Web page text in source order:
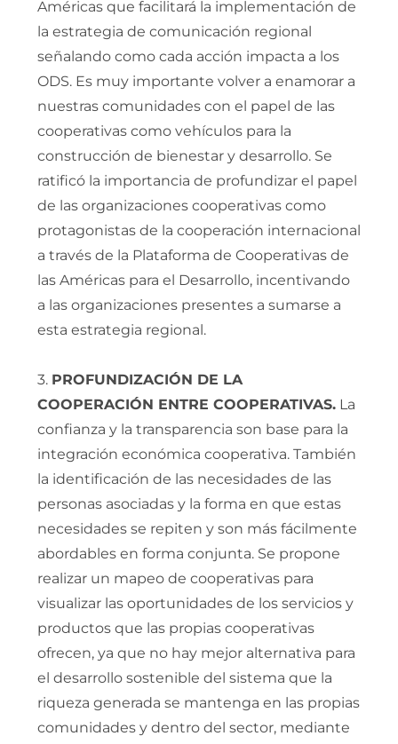
Américas que facilitará la implementación de
la estrategia de comunicación regional
señalando como cada acción impacta a los
ODS. Es muy importante volver a enamorar a
nuestras comunidades con el papel de las
cooperativas como vehículos para la
construcción de bienestar y desarrollo. Se
ratificó la importancia de profundizar el papel
de las organizaciones cooperativas como
protagonistas de la cooperación internacional
a través de la Plataforma de Cooperativas de
las Américas para el Desarrollo, incentivando
a las organizaciones presentes a sumarse a
esta estrategia regional.
3. PROFUNDIZACIÓN DE LA
COOPERACIÓN ENTRE COOPERATIVAS. La
confianza y la transparencia son base para la
integración económica cooperativa. También
la identificación de las necesidades de las
personas asociadas y la forma en que estas
necesidades se repiten y son más fácilmente
abordables en forma conjunta. Se propone
realizar un mapeo de cooperativas para
visualizar las oportunidades de los servicios y
productos que las propias cooperativas
ofrecen, ya que no hay mejor alternativa para
el desarrollo sostenible del sistema que la
riqueza generada se mantenga en las propias
comunidades y dentro del sector, mediante